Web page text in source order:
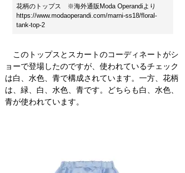
花柄のトップス ※海外通販Moda Operandiより
https://www.modaoperandi.com/marni-ss18/floral-
tank-top-2
このトップスとスカートのコーディネートがシ
ョーで登場したのですが、使われているチェック
は白、水色、青で構成されています。一方、花柄
は、緑、白、水色、青です。どちらも白、水色、
青が使われています。